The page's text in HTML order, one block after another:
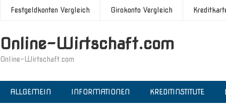
Festgeldkonten Vergleich Girokonto Vergleich
Online-Wirtschaft.com
Online-Wirtschaft.com
ALLGEMEIN INFORMATIONEN KREDITINSTITUTE